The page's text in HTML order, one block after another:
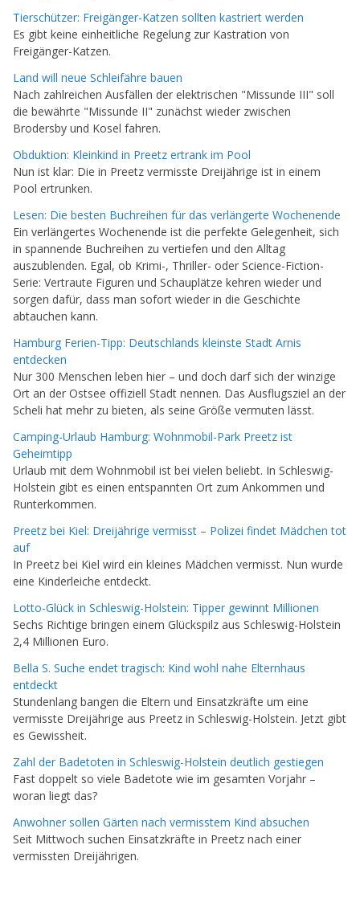
Tierschützer: Freigänger-Katzen sollten kastriert werden
Es gibt keine einheitliche Regelung zur Kastration von
Freigänger-Katzen.
Land will neue Schleifähre bauen
Nach zahlreichen Ausfällen der elektrischen "Missunde III" soll
die bewährte "Missunde II" zunächst wieder zwischen
Brodersby und Kosel fahren.
Obduktion: Kleinkind in Preetz ertrank im Pool
Nun ist klar: Die in Preetz vermisste Dreijährige ist in einem
Pool ertrunken.
Lesen: Die besten Buchreihen für das verlängerte Wochenende
Ein verlängertes Wochenende ist die perfekte Gelegenheit, sich
in spannende Buchreihen zu vertiefen und den Alltag
auszublenden. Egal, ob Krimi-, Thriller- oder Science-Fiction-
Serie: Vertraute Figuren und Schauplätze kehren wieder und
sorgen dafür, dass man sofort wieder in die Geschichte
abtauchen kann.
Hamburg Ferien-Tipp: Deutschlands kleinste Stadt Arnis
entdecken
Nur 300 Menschen leben hier – und doch darf sich der winzige
Ort an der Ostsee offiziell Stadt nennen. Das Ausflugsziel an der
Scheli hat mehr zu bieten, als seine Größe vermuten lässt.
Camping-Urlaub Hamburg: Wohnmobil-Park Preetz ist
Geheimtipp
Urlaub mit dem Wohnmobil ist bei vielen beliebt. In Schleswig-
Holstein gibt es einen entspannten Ort zum Ankommen und
Runterkommen.
Preetz bei Kiel: Dreijährige vermisst – Polizei findet Mädchen tot
auf
In Preetz bei Kiel wird ein kleines Mädchen vermisst. Nun wurde
eine Kinderleiche entdeckt.
Lotto-Glück in Schleswig-Holstein: Tipper gewinnt Millionen
Sechs Richtige bringen einem Glückspilz aus Schleswig-Holstein
2,4 Millionen Euro.
Bella S. Suche endet tragisch: Kind wohl nahe Elternhaus
entdeckt
Stundenlang bangen die Eltern und Einsatzkräfte um eine
vermisste Dreijährige aus Preetz in Schleswig-Holstein. Jetzt gibt
es Gewissheit.
Zahl der Badetoten in Schleswig-Holstein deutlich gestiegen
Fast doppelt so viele Badetote wie im gesamten Vorjahr –
woran liegt das?
Anwohner sollen Gärten nach vermisstem Kind absuchen
Seit Mittwoch suchen Einsatzkräfte in Preetz nach einer
vermissten Dreijährigen.